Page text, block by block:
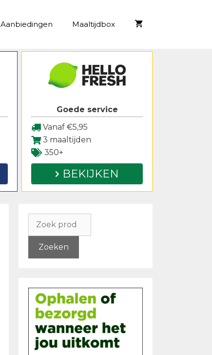
Aanbiedingen Maaltijdbox
Goede service
Vanaf €5,95
3 maaltijden
350+
BEKIJKEN
naar:
Zoeken